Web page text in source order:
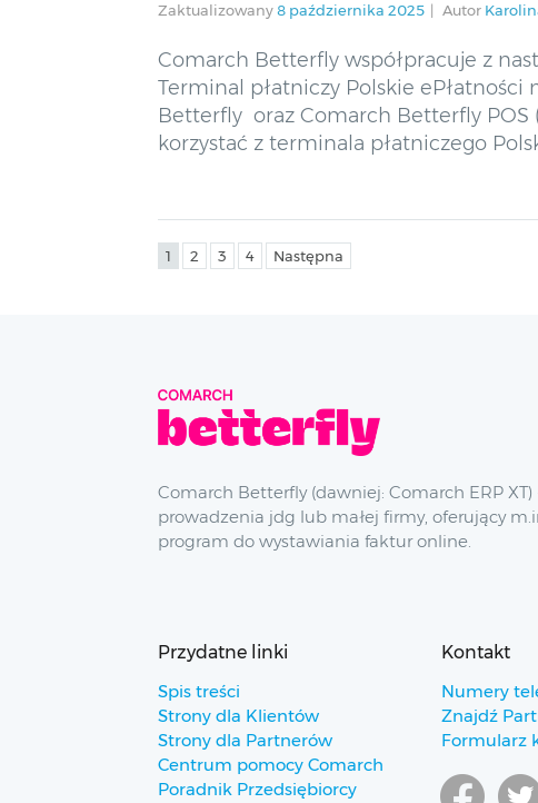
Zaktualizowany8 października 2025 Autor
Comarch Betterfly współpracuje z
Terminal płatniczy Polskie
Betterfly oraz Comarch Betterfly POS
korzystać z terminala płatniczego
1 2 3 4 Następna
Comarch Betterfly (dawniej: Comarch ERP
prowadzenia jdg lub małej firmy, oferujący
program do wystawiania faktur online.
Przydatne linki
Spis treści
Strony dla Klientów
Strony dla Partnerów
Centrum pomocy Comarch
Poradnik Przedsiębiorcy
Kontakt
Numery
Znajdź
Formularz